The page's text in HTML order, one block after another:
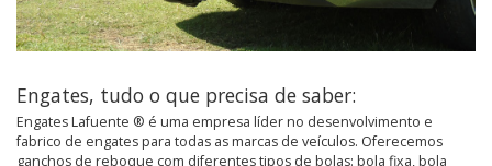
Engates, tudo o que precisa de saber:
Engates Lafuente ® é uma empresa líder no desenvolvimento e
fabrico de engates para todas as marcas de veículos. Oferecemos
ganchos de reboque com diferentes tipos de bolas: bola fixa, bola